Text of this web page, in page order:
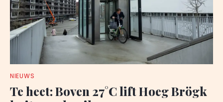
NIEUWS
Te heet: Boven 27°C lift Hoeg Brögk